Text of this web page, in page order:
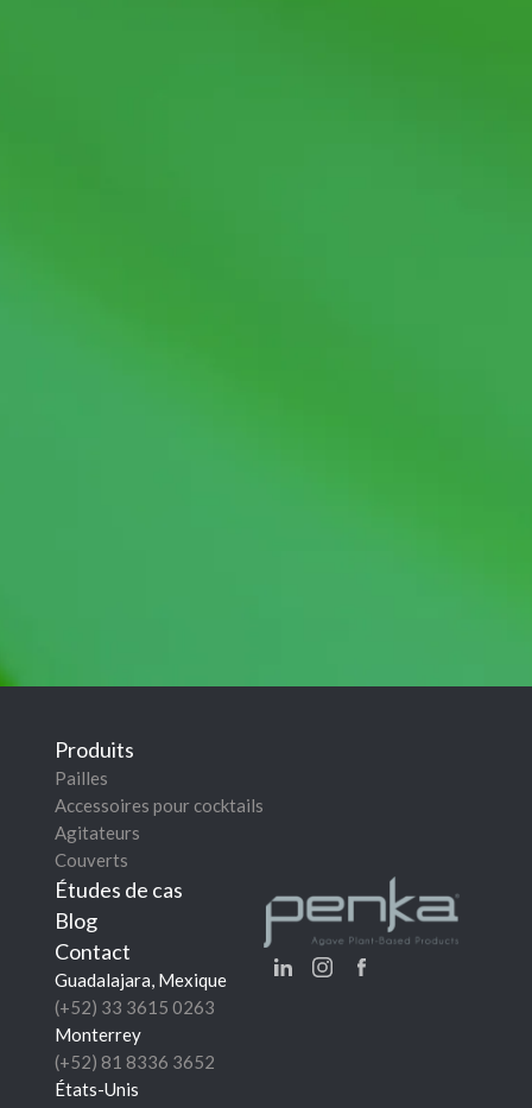
Produits
Pailles
Accessoires pour cocktails
Agitateurs
Couverts
Études de cas
Blog
Contact
Guadalajara, Mexique
(+52) 33 3615 0263
Monterrey
(+52) 81 8336 3652
États-Unis